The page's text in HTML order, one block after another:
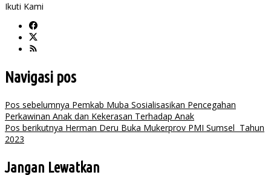
Ikuti Kami
Navigasi pos
Pos sebelumnya Pemkab Muba Sosialisasikan Pencegahan
Perkawinan Anak dan Kekerasan Terhadap Anak
Pos berikutnya Herman Deru Buka Mukerprov PMI Sumsel Tahun
2023
Jangan Lewatkan